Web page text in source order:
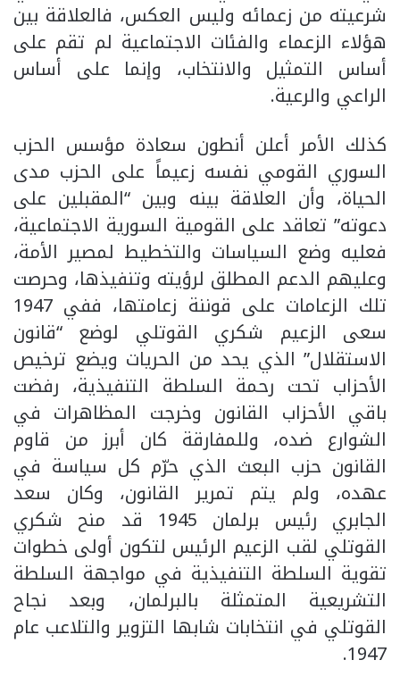
شرعيته من زعمائه وليس العكس، فالعلاقة بين
هؤلاء الزعماء والفئات الاجتماعية لم تقم على
أساس التمثيل والانتخاب، وإنما على أساس
الراعي والرعية.
كذلك الأمر أعلن أنطون سعادة مؤسس الحزب
السوري القومي نفسه زعيماً على الحزب مدى
الحياة، وأن العلاقة بينه وبين “المقبلين على
دعوته” تعاقد على القومية السورية الاجتماعية،
فعليه وضع السياسات والتخطيط لمصير الأمة،
وعليهم الدعم المطلق لرؤيته وتنفيذها، وحرصت
تلك الزعامات على قوننة زعامتها، ففي 1947
سعى الزعيم شكري القوتلي لوضع “قانون
الاستقلال” الذي يحد من الحريات ويضع ترخيص
الأحزاب تحت رحمة السلطة التنفيذية، رفضت
باقي الأحزاب القانون وخرجت المظاهرات في
الشوارع ضده، وللمفارقة كان أبرز من قاوم
القانون حزب البعث الذي حرّم كل سياسة في
عهده، ولم يتم تمرير القانون، وكان سعد
الجابري رئيس برلمان 1945 قد منح شكري
القوتلي لقب الزعيم الرئيس لتكون أولى خطوات
تقوية السلطة التنفيذية في مواجهة السلطة
التشريعية المتمثلة بالبرلمان، وبعد نجاح
القوتلي في انتخابات شابها التزوير والتلاعب عام
1947.